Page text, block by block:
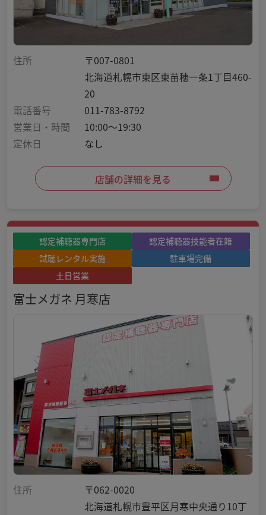
住所
〒007-0801
北海道札幌市東区東苗穂一条1丁目460-
20
電話番号
011-783-8792
営業日・時間
10:00～19:30
定休日
なし
店舗の詳細を見る
認定補聴器専門店
認定補聴器技能者在籍
試聴レンタル実施
駐車場完備
土日営業
富士メガネ 月寒店
住所
〒062-0020
北海道札幌市豊平区月寒中央通り10丁